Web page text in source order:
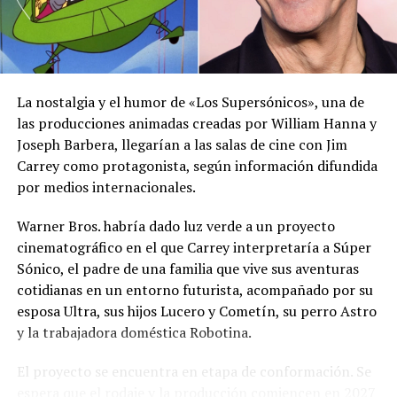
información oficial sobre las condiciones
meteorológicas.
Las autoridades reiteraron el llamado a consultar los
canales oficiales del MARN y adoptar las medidas de
prevención necesarias para reducir los efectos de este
fenómeno atmosférico, especialmente entre las
personas con mayor riesgo de complicaciones de salud.
Facebook
Me gusta esto:
La nostalgia y el humor de «Los Supersónicos», una de
las producciones animadas creadas por William Hanna y
Joseph Barbera, llegarían a las salas de cine con Jim
Carrey como protagonista, según información difundida
por medios internacionales.
Warner Bros. habría dado luz verde a un proyecto
cinematográfico en el que Carrey interpretaría a Súper
Sónico, el padre de una familia que vive sus aventuras
cotidianas en un entorno futurista, acompañado por su
esposa Ultra, sus hijos Lucero y Cometín, su perro Astro
y la trabajadora doméstica Robotina.
El proyecto se encuentra en etapa de conformación. Se